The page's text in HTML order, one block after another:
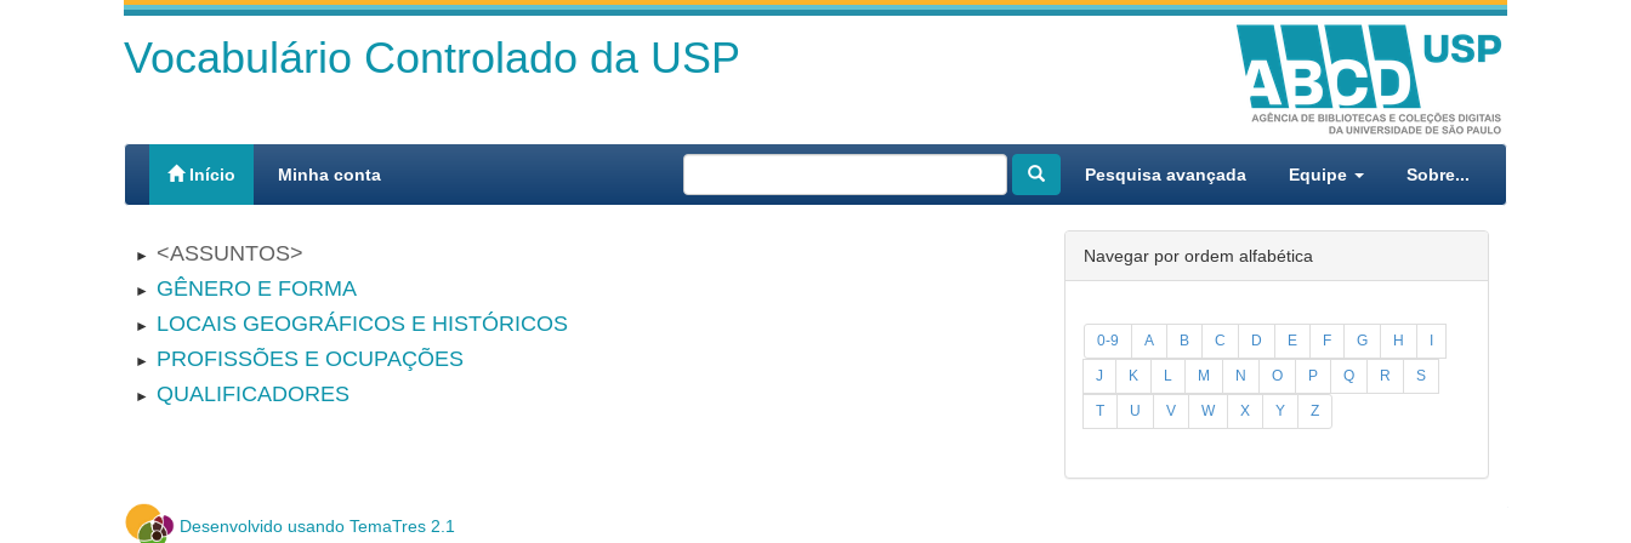
Vocabulário Controlado da USP
Início Minha conta Pesquisa avançada Equipe Sobre...
► ASSUNTOS
► GÊNERO E FORMA
► LOCAIS GEOGRÁFICOS E HISTÓRICOS
► PROFISSÕES E OCUPAÇÕES
► QUALIFICADORES
Navegar por ordem alfabética
0-9 A B C D E F G H I
J K L M N O P Q R S
T U V W X Y Z
Desenvolvido usando TemaTres 2.1